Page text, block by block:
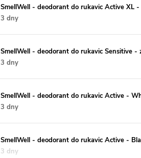
SmellWell - deodorant do rukavic Active XL
3 dny
SmellWell - deodorant do rukavic Sensitive
3 dny
SmellWell - deodorant do rukavic Active -
3 dny
SmellWell - deodorant do rukavic Active -
3 dny